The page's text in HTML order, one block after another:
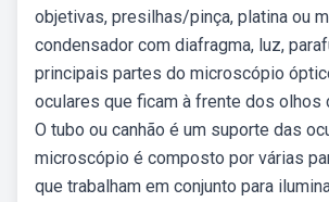
objetivas, presilhas/pinça, platina ou
condensador com diafragma, luz,
principais partes do microscópio
oculares que ficam à frente dos olhos
O tubo ou canhão é um suporte das
microscópio é composto por várias
que trabalham em conjunto para